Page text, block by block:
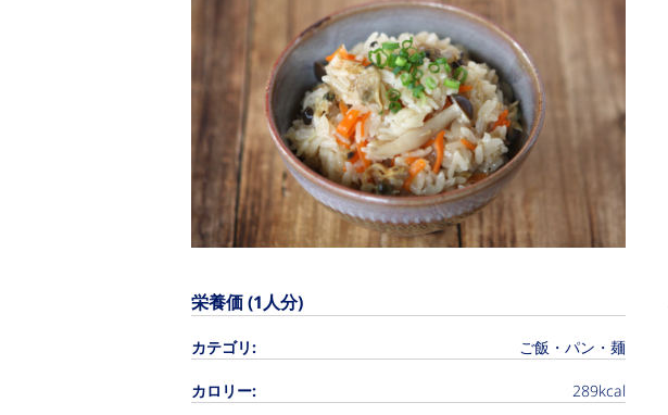
栄養価 (1人分)
カテゴリ:
ご飯・パン・麺
カロリー:
289kcal